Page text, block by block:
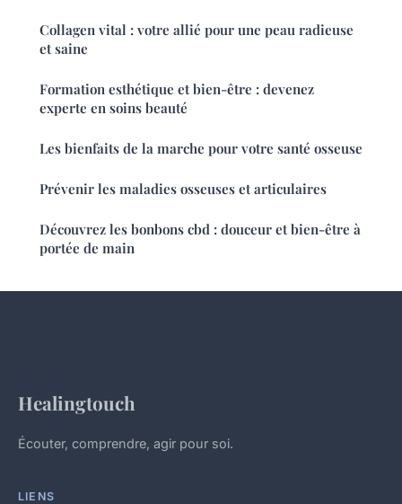
Collagen vital : votre allié pour une peau radieuse
et saine
Formation esthétique et bien-être : devenez
experte en soins beauté
Les bienfaits de la marche pour votre santé osseuse
Prévenir les maladies osseuses et articulaires
Découvrez les bonbons cbd : douceur et bien-être à
portée de main
Healingtouch
Écouter, comprendre, agir pour soi.
LIENS